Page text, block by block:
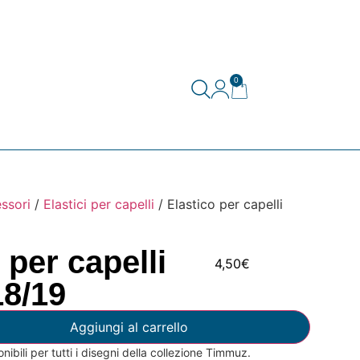
0
/ Elastici per capelli / Elastico per capelli
capelli
19
4,50€
Aggiungi al carrello
per tutti i disegni della collezione Timmuz.